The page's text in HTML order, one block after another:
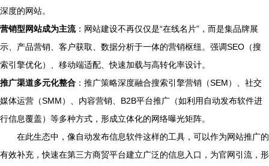
深度的网站。
营销型网站成为主流：网站建设不再仅仅是“在线名片”，而是集品牌展
示、产品营销、客户获取、数据分析于一体的营销枢纽。强调SEO（搜
索引擎优化）、移动端适配、快速加载与高转化率设计。
推广渠道多元化整合 ：推广策略深度融合搜索引擎营销（SEM）、社交
媒体运营（SMM）、内容营销、B2B平台推广（如利用自动发布软件进
行信息覆盖）等多种方式，形成立体化的网络曝光矩阵。
在此生态中，像自动发布信息软件这样的工具，可以作为网站推广的
有效补充，快速在第三方商贸平台建立广泛的信息入口，为官网引流，形